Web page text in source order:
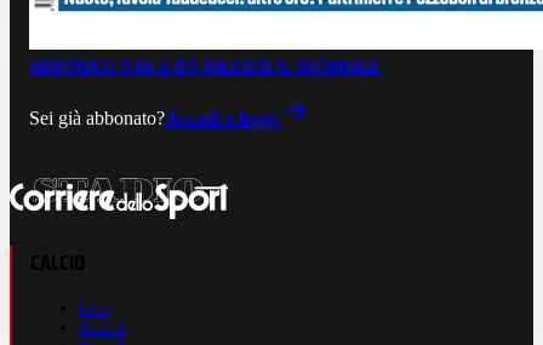
ABBONATI ORA A €0,99LEGGI IL GIORNALE
Sei già abbonato?Accedi e leggi
Live
Serie A